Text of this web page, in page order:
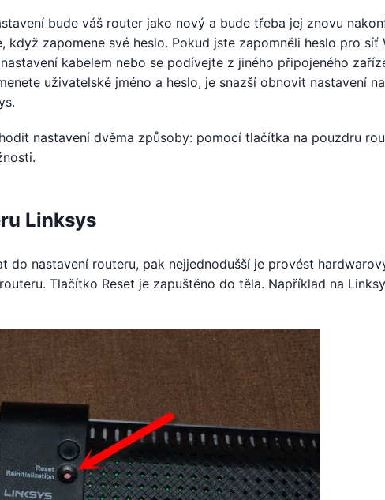
bude váš router jako nový a bude třeba jej znovu
když zapomene své heslo. Pokud jste zapomněli heslo pro síť
kabelem nebo se podívejte z jiného připojeného
uživatelské jméno a heslo, je snazší obnovit nastavení
nastavení dvěma způsoby: pomocí tlačítka na pouzdru
Linksys
do nastavení routeru, pak nejjednodušší je provést
Tlačítko Reset je zapuštěno do těla. Například na